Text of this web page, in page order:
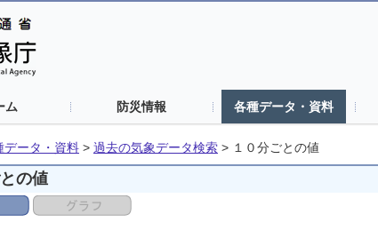
ム 防災情報 各種データ・資料
データ・資料 > 過去の気象データ検索 > １０分ごとの値
の値